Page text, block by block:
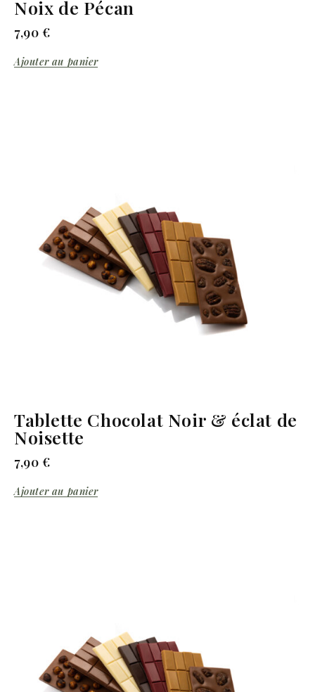
Noix de Pécan
7,90 €
Ajouter au panier
Tablette Chocolat Noir & éclat de
Noisette
7,90 €
Ajouter au panier